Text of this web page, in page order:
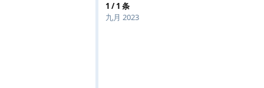
1 /1 条
九月 2023